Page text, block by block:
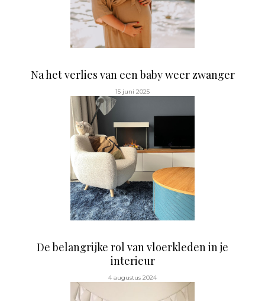
Na het verlies van een baby weer zwanger
15 juni 2025
De belangrijke rol van vloerkleden in je
interieur
4 augustus 2024